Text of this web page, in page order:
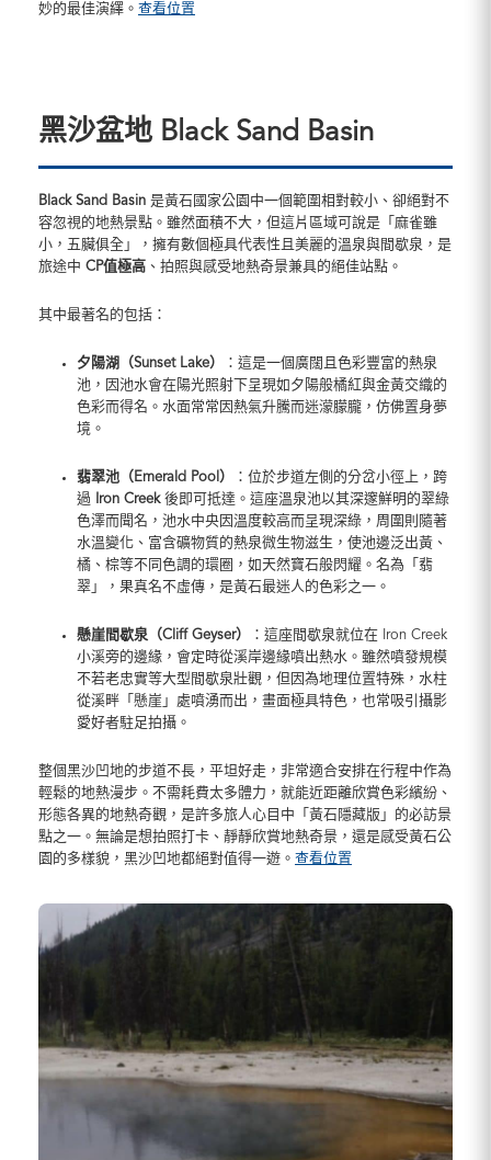
妙的最佳演繹。 查看位置
黑沙盆地 Black Sand Basin
Black Sand Basin 是黃石國家公園中一個範圍相對較小、卻絕對不
容忽視的地熱景點。雖然面積不大，但這片區域可說是「麻雀雖
小，五臟俱全」，擁有數個極具代表性且美麗的溫泉與間歇泉，是
旅途中 CP值極高 、拍照與感受地熱奇景兼具的絕佳站點。
其中最著名的包括：
夕陽湖（Sunset Lake）
：這是一個廣闊且色彩豐富的熱泉
池，因池水會在陽光照射下呈現如夕陽般橘紅與金黃交織的
色彩而得名。水面常常因熱氣升騰而迷濛朦朧，仿佛置身夢
境。
翡翠池（Emerald Pool）
：位於步道左側的分岔小徑上，跨
過
Iron Creek後即可抵達。這座溫泉池以其深邃鮮明的翠綠
色澤而聞名，池水中央因溫度較高而呈現深綠，周圍則隨著
水溫變化、富含礦物質的熱泉微生物滋生，使池邊泛出黃、
橘、棕等不同色調的環圈，如天然寶石般閃耀。名為「翡
翠」，果真名不虛傳，是黃石最迷人的色彩之一。
懸崖間歇泉（Cliff Geyser）
：這座間歇泉就位在 Iron Creek
小溪旁的邊緣，會定時從溪岸邊緣噴出熱水。雖然噴發規模
不若老忠實等大型間歇泉壯觀，但因為地理位置特殊，水柱
從溪畔「懸崖」處噴湧而出，畫面極具特色，也常吸引攝影
愛好者駐足拍攝。
整個黑沙凹地的步道不長，平坦好走，非常適合安排在行程中作為
輕鬆的地熱漫步。不需耗費太多體力，就能近距離欣賞色彩繽紛、
形態各異的地熱奇觀，是許多旅人心目中「黃石隱藏版」的必訪景
點之一。無論是想拍照打卡、靜靜欣賞地熱奇景，還是感受黃石公
園的多樣貌，黑沙凹地都絕對值得一遊。 查看位置